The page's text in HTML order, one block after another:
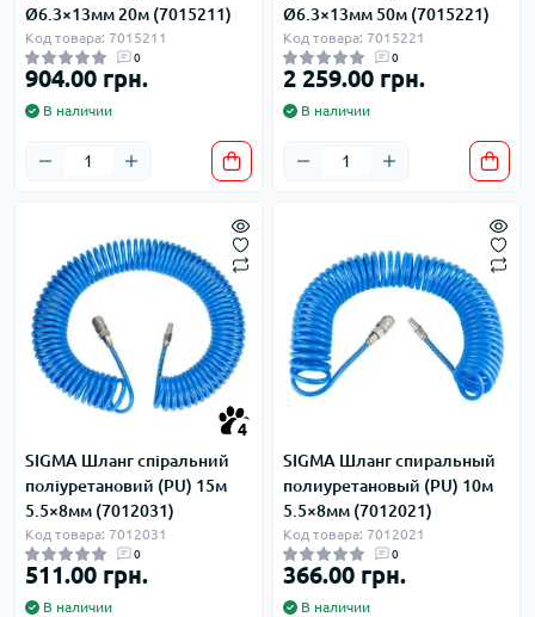
Ø6.3×13мм 20м (7015211)
Код товара: 7015211
0
904.00 грн.
В наличии
Ø6.3×13мм 50м (7015221)
Код товара: 7015221
0
2 259.00 грн.
В наличии
4
SIGMA Шланг спіральний
поліуретановий (PU) 15м
5.5×8мм (7012031)
Код товара: 7012031
0
511.00 грн.
В наличии
SIGMA Шланг спиральный
полиуретановый (PU) 10м
5.5×8мм (7012021)
Код товара: 7012021
0
366.00 грн.
В наличии